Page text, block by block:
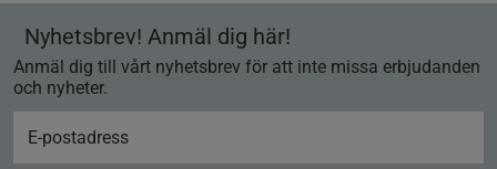
Nyhetsbrev! Anmäl dig här!
Anmäl dig till vårt nyhetsbrev för att inte missa erbjudanden
och nyheter.